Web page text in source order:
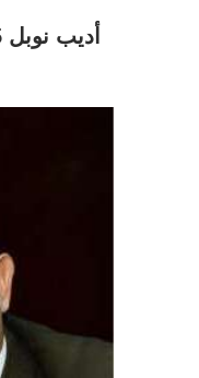
أديب نوبل 2025 وفوضوية الحياة